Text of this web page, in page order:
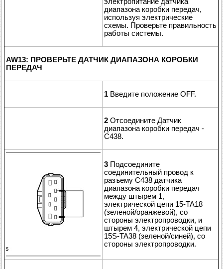
диапазона коробки передач,
используя электрические
схемы. Проверьте правильность
работы системы.
AW13: ПРОВЕРЬТЕ ДАТЧИК ДИАПАЗОНА КОРОБКИ
ПЕРЕДАЧ
1 Введите положение OFF.
2 Отсоедините Датчик
диапазона коробки передач -
C438.
3 Подсоедините
соединительный провод к
разъему C438 датчика
диапазона коробки передач
между штырем 1,
электрической цепи 15-TA18
(зеленой/оранжевой), со
стороны электропроводки, и
штырем 4, электрической цепи
15S-TA38 (зеленой/синей), со
стороны электропроводки.